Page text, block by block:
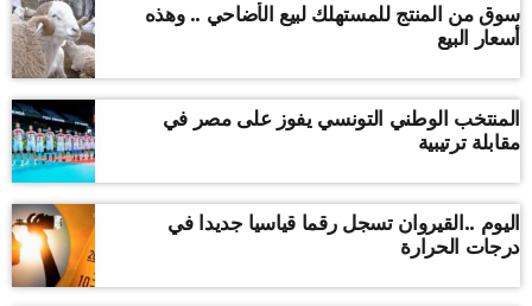
سوق من المنتج للمستهلك لبيع الأضاحي .. وهذه
أسعار البيع
المنتخب الوطني التونسي يفوز على مصر في
مقابلة ترتيبية
اليوم ..القيروان تسجل رقما قياسيا جديدا في
درجات الحرارة